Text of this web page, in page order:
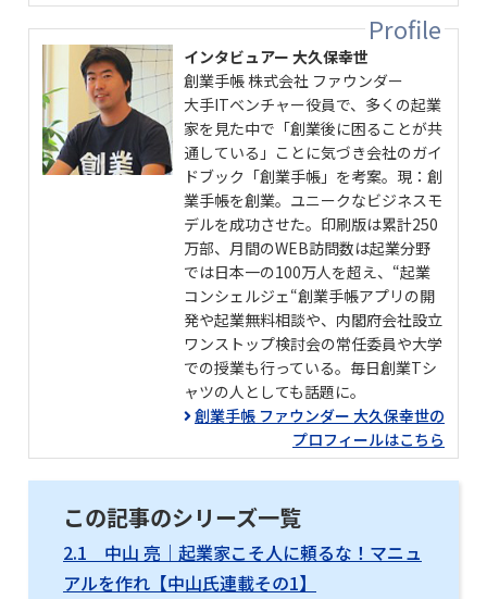
インタビュアー 大久保幸世
創業手帳 株式会社 ファウンダー
大手ITベンチャー役員で、多くの起業
家を見た中で「創業後に困ることが共
通している」ことに気づき会社のガイ
ドブック「創業手帳」を考案。現：創
業手帳を創業。ユニークなビジネスモ
デルを成功させた。印刷版は累計250
万部、月間のWEB訪問数は起業分野
では日本一の100万人を超え、“起業
コンシェルジェ“創業手帳アプリの開
発や起業無料相談や、内閣府会社設立
ワンストップ検討会の常任委員や大学
での授業も行っている。毎日創業Tシ
ャツの人としても話題に。
創業手帳 ファウンダー 大久保幸世の
プロフィールはこちら
この記事のシリーズ一覧
2.1 中山 亮｜起業家こそ人に頼るな！マニュ
アルを作れ【中山氏連載その1】